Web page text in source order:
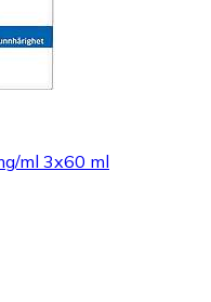
ml 3x60 ml